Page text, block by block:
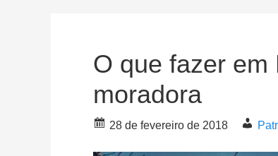
O que fazer
moradora
28 de fevereiro de 2018